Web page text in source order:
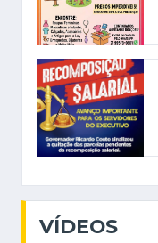
VÍDEOS